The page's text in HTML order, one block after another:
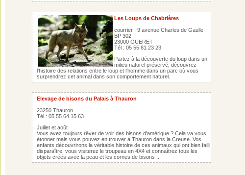
Les Loups de Chabrières
courrier : 9 avenue Charles de Gaulle
BP 302
23000 GUERET
Tél : 05 55 81 23 23
Partez à la découverte du loup dans un
milieu naturel préservé, découvrez
l'histoire des relations entre le loup et l'homme dans un parc où vous
surprendrez cet animal dans son comportement naturel.
Elevage de bisons du Palais à Thauron
23250 Thauron
Tél : 05 55 64 15 63
Juillet et août
Vous avez toujours rêver de voir des bisons d'amérique ? Cela va vous
étonner mais vous pouvez en trouver à Thauron dans la Creuse. Vos
enfants découvrirons la véritable histoire de ces animaux qui ont bien failli
disparaître, vous visiterez le troupeau en 4X4 et connaîtrez tous les
objets créés avec la peau et les cornes de bisons ...